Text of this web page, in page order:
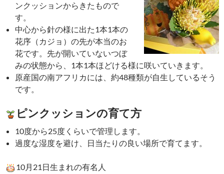
ンクッションからきたもので
す。
中心から針の様に出た1本1本の
花序（カジョ）の先が本当のお
花です。先が開いていないつぼ
みの状態から、1本1本ほどける様に咲いていきます。
原産国の南アフリカには、約48種類が自生しているそう
です。
ピンクッションの育て方
10度から25度くらいで管理します。
過度な湿度を避け、日当たりの良い場所で育てます。
10月21日生まれの有名人